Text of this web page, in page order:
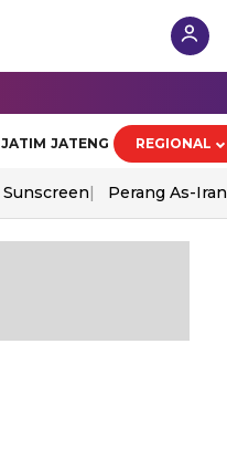
JATIM JATENG REGIONAL
Sunscreen Perang As-Iran